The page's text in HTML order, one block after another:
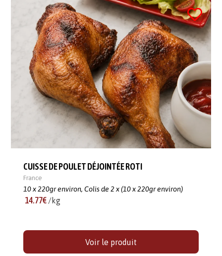
CUISSE DE POULET DÉJOINTÉE ROTI
France
10 x 220gr environ, Colis de 2 x (10 x 220gr environ)
14.77€ /kg
Voir le produit